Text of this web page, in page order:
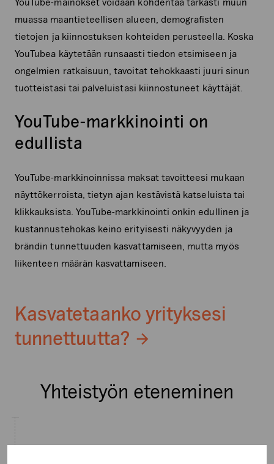
muassa maantieteellisen alueen, demografisten
tietojen ja kiinnostuksen kohteiden perusteella. Koska
YouTubea käytetään runsaasti tiedon etsimiseen ja
ongelmien ratkaisuun, tavoitat tehokkaasti juuri sinun
tuotteistasi tai palveluistasi kiinnostuneet käyttäjät.
YouTube-markkinointi on
edullista
YouTube-markkinoinnissa maksat tavoitteesi mukaan
näyttökerroista, tietyn ajan kestävistä katseluista tai
klikkauksista. YouTube-markkinointi onkin edullinen ja
kustannustehokas keino erityisesti näkyvyyden ja
brändin tunnettuuden kasvattamiseen, mutta myös
liikenteen määrän kasvattamiseen.
Kasvatetaanko yrityksesi
tunnettuutta?
Yhteistyön eteneminen